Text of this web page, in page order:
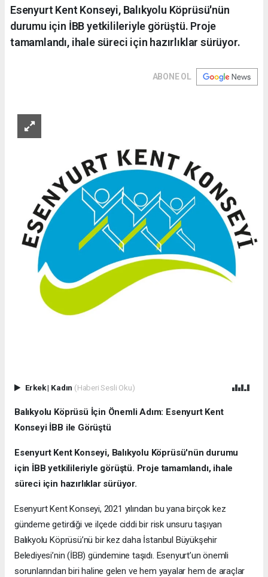
Esenyurt Kent Konseyi, Balıkyolu Köprüsü'nün
durumu için İBB yetkilileriyle görüştü. Proje
tamamlandı, ihale süreci için hazırlıklar sürüyor.
ABONE OL
Erkek| Kadın (Haberi Sesli Oku)
Balıkyolu Köprüsü İçin Önemli Adım: Esenyurt Kent
Konseyi İBB ile Görüştü
Esenyurt Kent Konseyi, Balıkyolu Köprüsü'nün durumu
için İBB yetkilileriyle görüştü. Proje tamamlandı, ihale
süreci için hazırlıklar sürüyor.
Esenyurt Kent Konseyi, 2021 yılından bu yana birçok kez
gündeme getirdiği ve ilçede ciddi bir risk unsuru taşıyan
Balıkyolu Köprüsü’nü bir kez daha İstanbul Büyükşehir
Belediyesi’nin (İBB) gündemine taşıdı. Esenyurt’un önemli
sorunlarından biri haline gelen ve hem yayalar hem de araçlar